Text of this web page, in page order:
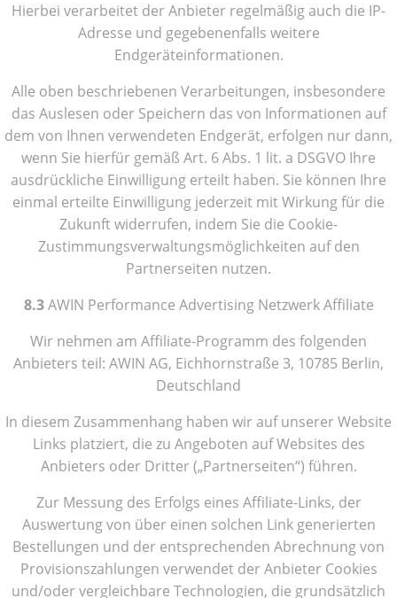
Hierbei verarbeitet der Anbieter regelmäßig auch die IP-
Adresse und gegebenenfalls weitere
Endgeräteinformationen.
Alle oben beschriebenen Verarbeitungen, insbesondere
das Auslesen oder Speichern das von Informationen auf
dem von Ihnen verwendeten Endgerät, erfolgen nur dann,
wenn Sie hierfür gemäß Art. 6 Abs. 1 lit. a DSGVO Ihre
ausdrückliche Einwilligung erteilt haben. Sie können Ihre
einmal erteilte Einwilligung jederzeit mit Wirkung für die
Zukunft widerrufen, indem Sie die Cookie-
Zustimmungsverwaltungsmöglichkeiten auf den
Partnerseiten nutzen.
8.3AWIN Performance Advertising Netzwerk Affiliate
Wir nehmen am Affiliate-Programm des folgenden
Anbieters teil: AWIN AG, Eichhornstraße 3, 10785 Berlin,
Deutschland
In diesem Zusammenhang haben wir auf unserer Website
Links platziert, die zu Angeboten auf Websites des
Anbieters oder Dritter („Partnerseiten“) führen.
Zur Messung des Erfolgs eines Affiliate-Links, der
Auswertung von über einen solchen Link generierten
Bestellungen und der entsprechenden Abrechnung von
Provisionszahlungen verwendet der Anbieter Cookies
und/oder vergleichbare Technologien, die grundsätzlich